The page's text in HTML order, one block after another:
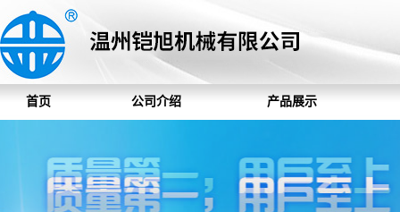
首页 公司介绍 产品展示